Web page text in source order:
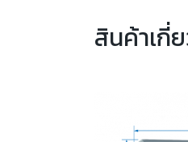
สินค้าเกี่